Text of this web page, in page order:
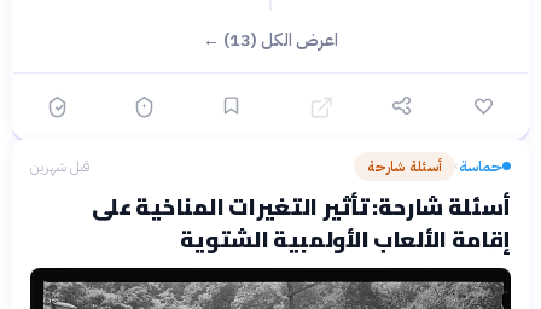
اعرض الكل (13) ←
حماسة› أسئلة شارحة قبل شهرين
أسئلة شارحة: تأثير التغيرات المناخية على
إقامة الألعاب الأولمبية الشتوية